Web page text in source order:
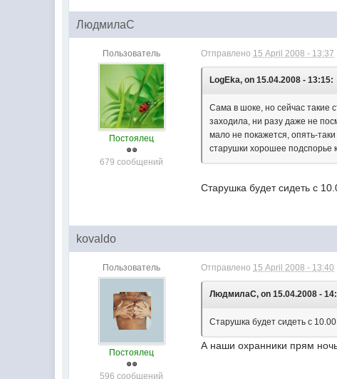
ЛюдмилаС
Пользователь
Постоялец
679 сообщений
Отправлено 15 April 2008 - 13:37
LogEka, on 15.04.2008 - 13:15:
Сама в шоке, но сейчас такие
заходила, ни разу даже не
мало не покажется, опять-
старушки хорошее подспорье
Старушка будет сидеть с
kovaldo
Пользователь
Постоялец
596 сообщений
Отправлено 15 April 2008 - 13:40
ЛюдмилаС, on 15.04.2008 -
Старушка будет сидеть с
А наши охранники прям